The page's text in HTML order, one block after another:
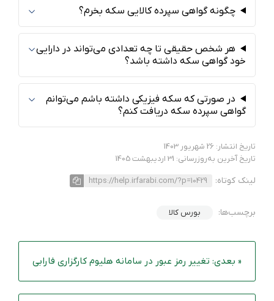
چگونه گواهی سپرده کالایی سکه بخرم؟
هر شخص حقیقی تا چه تعدادی می‌تواند در دارایی
خود گواهی سکه داشته باشد؟
در صورتی که سکه فیزیکی داشته باشم می‌توانم
گواهی سپرده سکه دریافت کنم؟
تاریخ انتشار: 26 شهریور 1403
تاریخ آخرین به‌روزرسانی: 31 اردیبهشت 1405
لینک کوتاه: https://help.irfarabi.com/?p=10429
برچسب‌ها: بورس‌ کالا
« بعدی: تغییر رمز عبور در سامانه هلیوم کارگزاری فارابی